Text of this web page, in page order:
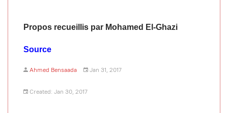
Propos recueillis par Mohamed El-Ghazi
Source
Ahmed Bensaada Jan 31, 2017
Created: Jan 30, 2017